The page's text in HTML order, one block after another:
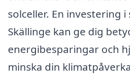
solceller. En investering
Skällinge kan ge dig
energibesparingar och
minska din